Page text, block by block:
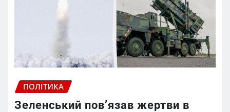
ПОЛІТИКА
Зеленський пов’язав жертви в